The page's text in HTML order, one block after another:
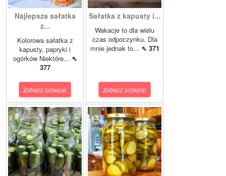
Najlepsza sałatka
z...
Kolorowa sałatka z
kapusty, papryki i
ogórków Niektóre... ⇖
377
Zobacz przepis!
Sałatka z kapusty i...
Wakacje to dla wielu
czas odpoczynku. Dla
mnie jednak to... ⇖ 371
Zobacz przepis!